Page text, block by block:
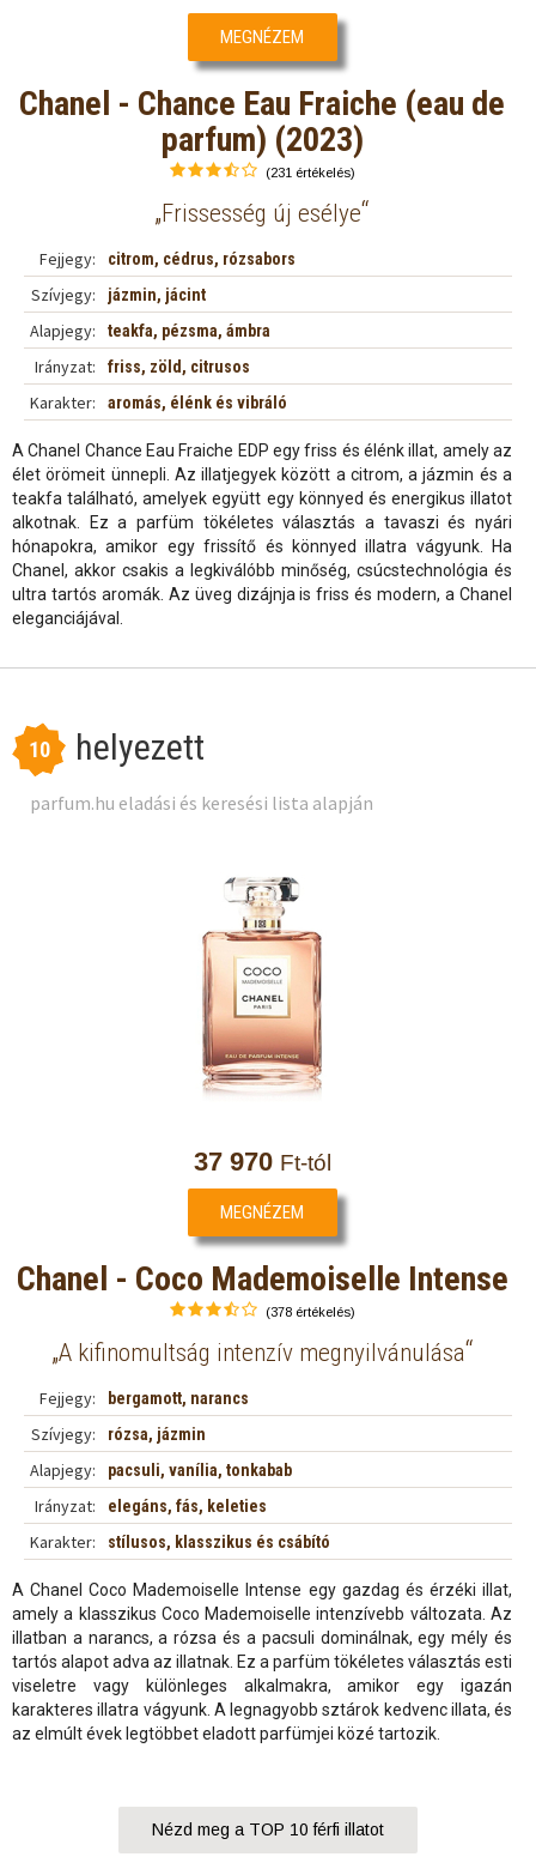
MEGNÉZEM
Chanel - Chance Eau Fraiche (eau de
parfum) (2023)
(231 értékelés)
„Frissesség új esélye“
Fejjegy: citrom, cédrus, rózsabors
Szívjegy: jázmin, jácint
Alapjegy: teakfa, pézsma, ámbra
Irányzat: friss, zöld, citrusos
Karakter: aromás, élénk és vibráló
A Chanel Chance Eau Fraiche EDP egy friss és élénk illat, amely az
élet örömeit ünnepli. Az illatjegyek között a citrom, a jázmin és a
teakfa található, amelyek együtt egy könnyed és energikus illatot
alkotnak. Ez a parfüm tökéletes választás a tavaszi és nyári
hónapokra, amikor egy frissítő és könnyed illatra vágyunk. Ha
Chanel, akkor csakis a legkiválóbb minőség, csúcstechnológia és
ultra tartós aromák. Az üveg dizájnja is friss és modern, a Chanel
eleganciájával.
10 helyezett
parfum.hu eladási és keresési lista alapján
37 970 Ft-tól
MEGNÉZEM
Chanel - Coco Mademoiselle Intense
(378 értékelés)
„A kifinomultság intenzív megnyilvánulása“
Fejjegy: bergamott, narancs
Szívjegy: rózsa, jázmin
Alapjegy: pacsuli, vanília, tonkabab
Irányzat: elegáns, fás, keleties
Karakter: stílusos, klasszikus és csábító
A Chanel Coco Mademoiselle Intense egy gazdag és érzéki illat,
amely a klasszikus Coco Mademoiselle intenzívebb változata. Az
illatban a narancs, a rózsa és a pacsuli dominálnak, egy mély és
tartós alapot adva az illatnak. Ez a parfüm tökéletes választás esti
viseletre vagy különleges alkalmakra, amikor egy igazán
karakteres illatra vágyunk. A legnagyobb sztárok kedvenc illata, és
az elmúlt évek legtöbbet eladott parfümjei közé tartozik.
Nézd meg a TOP 10 férfi illatot